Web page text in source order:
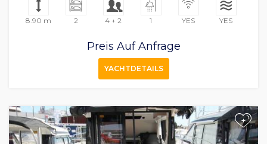
8.90 m 2 4 + 2 1 YES YES
Preis Auf Anfrage
YACHTDETAILS
+